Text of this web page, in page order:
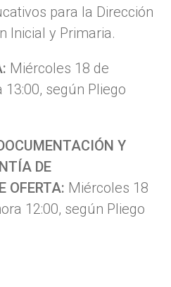
para la Dirección
Inicial y Primaria.
Miércoles 18 de
según Pliego
Y
DE
OFERTA: Miércoles 18
12:00, según Pliego